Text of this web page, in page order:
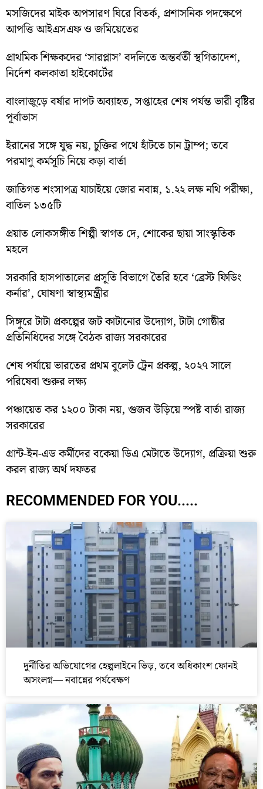
মসজিদের মাইক অপসারণ ঘিরে বিতর্ক, প্রশাসনিক পদক্ষেপে
আপত্তি আইএসএফ ও জমিয়েতের
প্রাথমিক শিক্ষকদের ‘সারপ্লাস’ বদলিতে অন্তর্বর্তী স্থগিতাদেশ,
নির্দেশ কলকাতা হাইকোর্টের
বাংলাজুড়ে বর্ষার দাপট অব্যাহত, সপ্তাহের শেষ পর্যন্ত ভারী বৃষ্টির
পূর্বাভাস
ইরানের সঙ্গে যুদ্ধ নয়, চুক্তির পথে হাঁটতে চান ট্রাম্প; তবে
পরমাণু কর্মসূচি নিয়ে কড়া বার্তা
জাতিগত শংসাপত্র যাচাইয়ে জোর নবান্ন, ১.২২ লক্ষ নথি পরীক্ষা,
বাতিল ১৩৫টি
প্রয়াত লোকসঙ্গীত শিল্পী স্বাগত দে, শোকের ছায়া সাংস্কৃতিক
মহলে
সরকারি হাসপাতালের প্রসূতি বিভাগে তৈরি হবে ‘ব্রেস্ট ফিডিং
কর্নার’, ঘোষণা স্বাস্থ্যমন্ত্রীর
সিঙ্গুরে টাটা প্রকল্পের জট কাটানোর উদ্যোগ, টাটা গোষ্ঠীর
প্রতিনিধিদের সঙ্গে বৈঠক রাজ্য সরকারের
শেষ পর্যায়ে ভারতের প্রথম বুলেট ট্রেন প্রকল্প, ২০২৭ সালে
পরিষেবা শুরুর লক্ষ্য
পঞ্চায়েত কর ১২০০ টাকা নয়, গুজব উড়িয়ে স্পষ্ট বার্তা রাজ্য
সরকারের
গ্রান্ট-ইন-এড কর্মীদের বকেয়া ডিএ মেটাতে উদ্যোগ, প্রক্রিয়া শুরু
করল রাজ্য অর্থ দফতর
RECOMMENDED FOR YOU.....
দুর্নীতির অভিযোগের হেল্পলাইনে ভিড়, তবে অধিকাংশ ফোনই
অসংলগ্ন— নবান্নের পর্যবেক্ষণ